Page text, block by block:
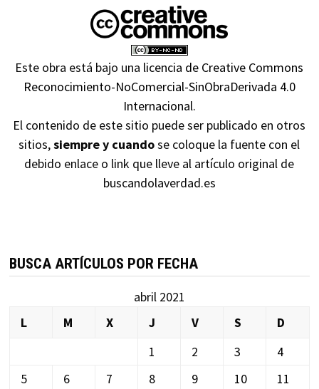
Este obra está bajo una licencia de Creative Commons
Reconocimiento-NoComercial-SinObraDerivada 4.0
Internacional.
El contenido de este sitio puede ser publicado en otros
sitios,siempre y cuandose coloque la fuente con el
debido enlace o link que lleve al artículo original de
buscandolaverdad.es
BUSCA ARTÍCULOS POR FECHA
abril 2021
L
M X J V S
D
1
2 3
4
5
6 7 8 9 10 11